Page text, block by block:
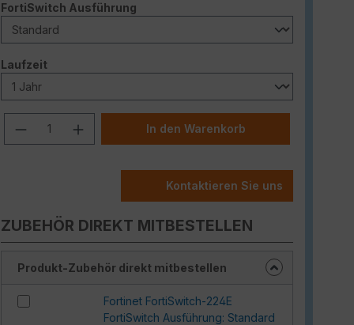
FortiSwitch Ausführung
Laufzeitauswählen
Produkt Anzahl: Gib den
In den Warenkorb
Kontaktieren Sie uns
ZUBEHÖR DIREKT MITBESTELLEN
Produkt-Zubehör direkt mitbestellen
Fortinet FortiSwitch-224E
FortiSwitch Ausführung: Standard